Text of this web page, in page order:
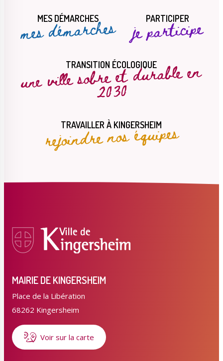
MES DÉMARCHES
mes démarches PARTICIPER
je participe
TRANSITION ÉCOLOGIQUE
une ville sobre et durable en
2030
TRAVAILLER À KINGERSHEIM
rejoindre nos équipes
MAIRIE DE KINGERSHEIM
Place de la Libération
68262 Kingersheim
Voir sur la carte